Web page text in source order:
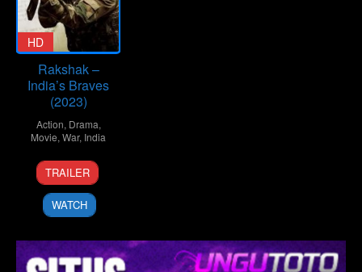
HD
Rakshak –
India’s Braves
(2023)
Action, Drama,
Movie,War, India
11
Aug
2023
Akshay
Choubey
TRAILER
WATCH